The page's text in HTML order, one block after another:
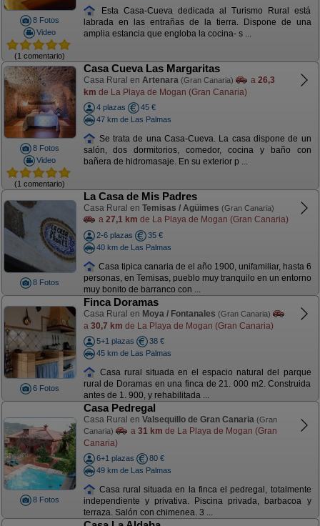
8 Fotos
Video
(1 comentario)
Esta Casa-Cueva dedicada al Turismo Rural está
labrada en las entrañas de la tierra. Dispone de una
amplia estancia que engloba la cocina- s ...
8 Fotos
Video
(1 comentario)
Casa Cueva Las Margaritas
Casa Rural en Artenara (Gran Canaria) a 26,3
km de La Playa de Mogan (Gran Canaria)
4 plazas
45 €
47 km de Las Palmas
Se trata de una Casa-Cueva. La casa dispone de un
salón, dos dormitorios, comedor, cocina y baño con
bañera de hidromasaje. En su exterior p ...
8 Fotos
La Casa de Mis Padres
Casa Rural en Temisas / Agüimes (Gran Canaria)
a 27,1 km de La Playa de Mogan (Gran Canaria)
2-6 plazas
35 €
40 km de Las Palmas
Casa tipica canaria de el año 1900, unifamiliar, hasta 6
personas, en Temisas, pueblo muy tranquilo en un entorno
muy bonito de barranco con ...
6 Fotos
Finca Doramas
Casa Rural en Moya / Fontanales (Gran Canaria)
a 30,7 km de La Playa de Mogan (Gran Canaria)
5+1 plazas
38 €
45 km de Las Palmas
Casa rural situada en el espacio natural del parque
rural de Doramas en una finca de 21. 000 m2. Construida
antes de 1. 900, y rehabilitada ...
8 Fotos
Casa Pedregal
Casa Rural en Valsequillo de Gran Canaria (Gran
Canaria)
a 31 km de La Playa de Mogan (Gran
Canaria)
6+1 plazas
80 €
49 km de Las Palmas
Casa rural situada en la finca el pedregal, totalmente
independiente y privativa. Piscina privada, barbacoa y
terraza. Salón con chimenea. 3 ...